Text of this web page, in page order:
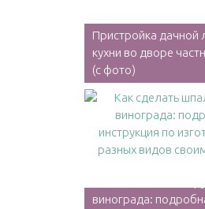
Пристройка дачной
кухни во дворе
(с фото)
винограда: